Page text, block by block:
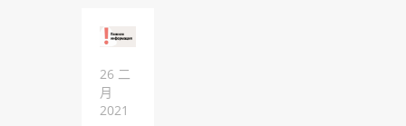
26 二
月
2021